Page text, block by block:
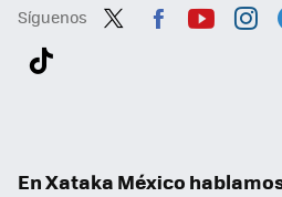
Síguenos
En Xataka México